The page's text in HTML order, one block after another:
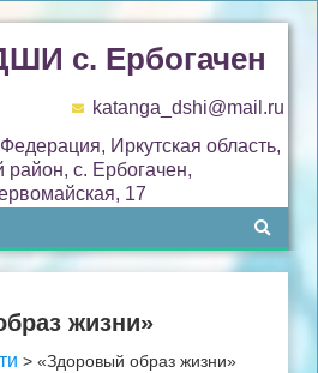
с. Ербогачен
katanga_dshi@mail.ru
Иркутская область,
район, с. Ербогачен,
17
жизни»
> «Здоровый образ жизни»